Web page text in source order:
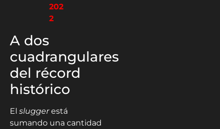
202
2
A dos
cuadrangulares
del récord
histórico
El sluggerestá
sumando una cantidad